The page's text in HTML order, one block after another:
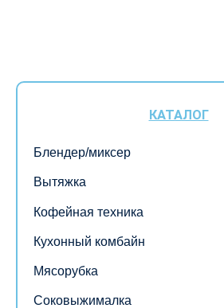
КАТАЛОГ
Блендер/миксер
Вытяжка
Кофейная техника
Кухонный комбайн
Мясорубка
Соковыжималка